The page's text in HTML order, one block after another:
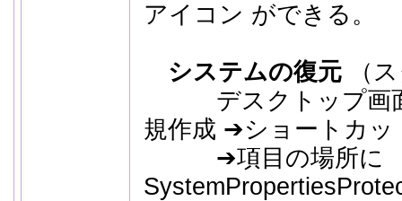
アイコン ができる。
システムの復元（
デスクトップ画
規作成 ➔ショートカッ
➔項目の場所